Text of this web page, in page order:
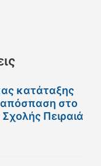
κατάταξης
στο
Πειραιά